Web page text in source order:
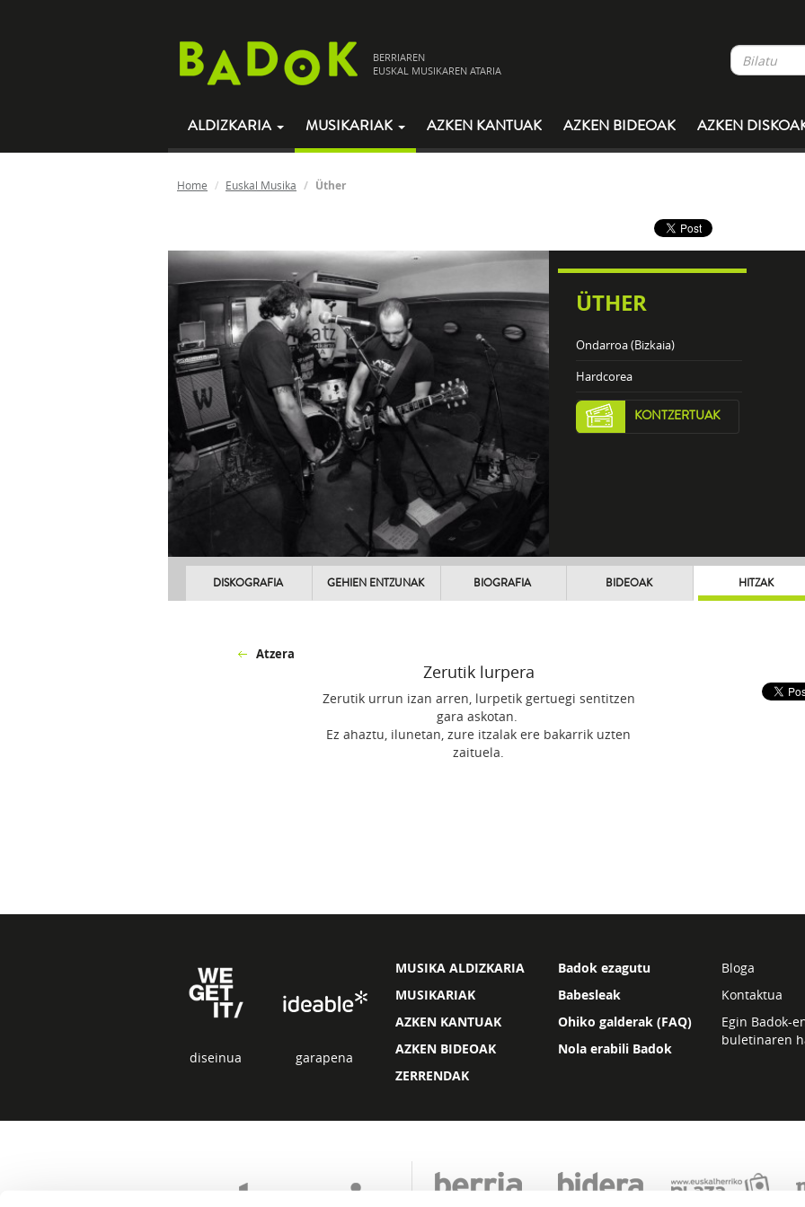
BERRIAREN
EUSKAL MUSIKAREN ATARIA
ALDIZKARIA MUSIKARIAK AZKEN KANTUAK AZKEN BIDEOAK AZKEN
Home Euskal Musika Üther
ÜTHER
Ondarroa (Bizkaia)
Hardcorea
KONTZERTUAK
DISKOGRAFIA GEHIEN ENTZUNAK BIOGRAFIA BIDEOAK HITZAK
Atzera
Zerutik lurpera
Zerutik urrun izan arren, lurpetik gertuegi sentitzen
gara askotan.
Ez ahaztu, ilunetan, zure itzalak ere bakarrik uzten
zaituela.
diseinua garapena
MUSIKA ALDIZKARIA
MUSIKARIAK
AZKEN KANTUAK
AZKEN BIDEOAK
ZERRENDAK
Badok ezagutu
Babesleak
Ohiko galderak (FAQ)
Nola erabili Badok
Bloga
Kontaktua
Egin Badok-
buletinaren